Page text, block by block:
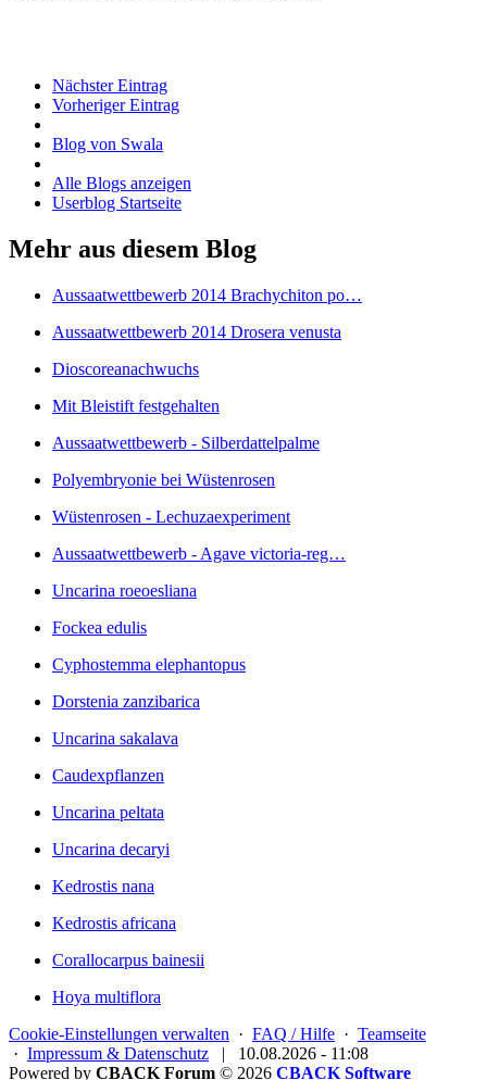
Nächster Eintrag
Vorheriger Eintrag
Blog von Swala
Alle Blogs anzeigen
Userblog Startseite
Mehr aus diesem Blog
Aussaatwettbewerb 2014 Brachychiton po…
Aussaatwettbewerb 2014 Drosera venusta
Dioscoreanachwuchs
Mit Bleistift festgehalten
Aussaatwettbewerb - Silberdattelpalme
Polyembryonie bei Wüstenrosen
Wüstenrosen - Lechuzaexperiment
Aussaatwettbewerb - Agave victoria-reg…
Uncarina roeoesliana
Fockea edulis
Cyphostemma elephantopus
Dorstenia zanzibarica
Uncarina sakalava
Caudexpflanzen
Uncarina peltata
Uncarina decaryi
Kedrostis nana
Kedrostis africana
Corallocarpus bainesii
Hoya multiflora
Cookie-Einstellungen verwalten · FAQ / Hilfe · Teamseite
· Impressum & Datenschutz |
10.08.2026 - 11:08
Powered by CBACK Forum © 2026 CBACK Software